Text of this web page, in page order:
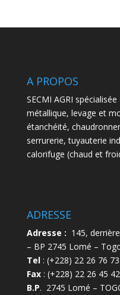
A PROPOS
SECMI AGRI
métallique, levage et
étanchéité,
serrurerie, tuyauterie
calorifuge (chaud et
ADRESSE
Adresse : 145,
– BP 2745 Lomé –
Tel: (+228) 22 26 76 73
Fax: (+228) 22 26 45 42
B.P. 2745 Lomé –